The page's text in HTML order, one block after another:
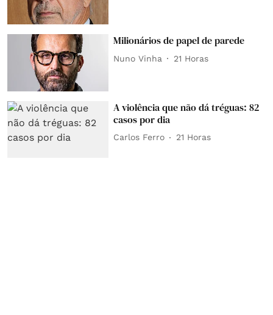
Milionários de papel de parede
Nuno Vinha 21 Horas
A violência que não dá tréguas: 82
casos por dia
Carlos Ferro 21 Horas